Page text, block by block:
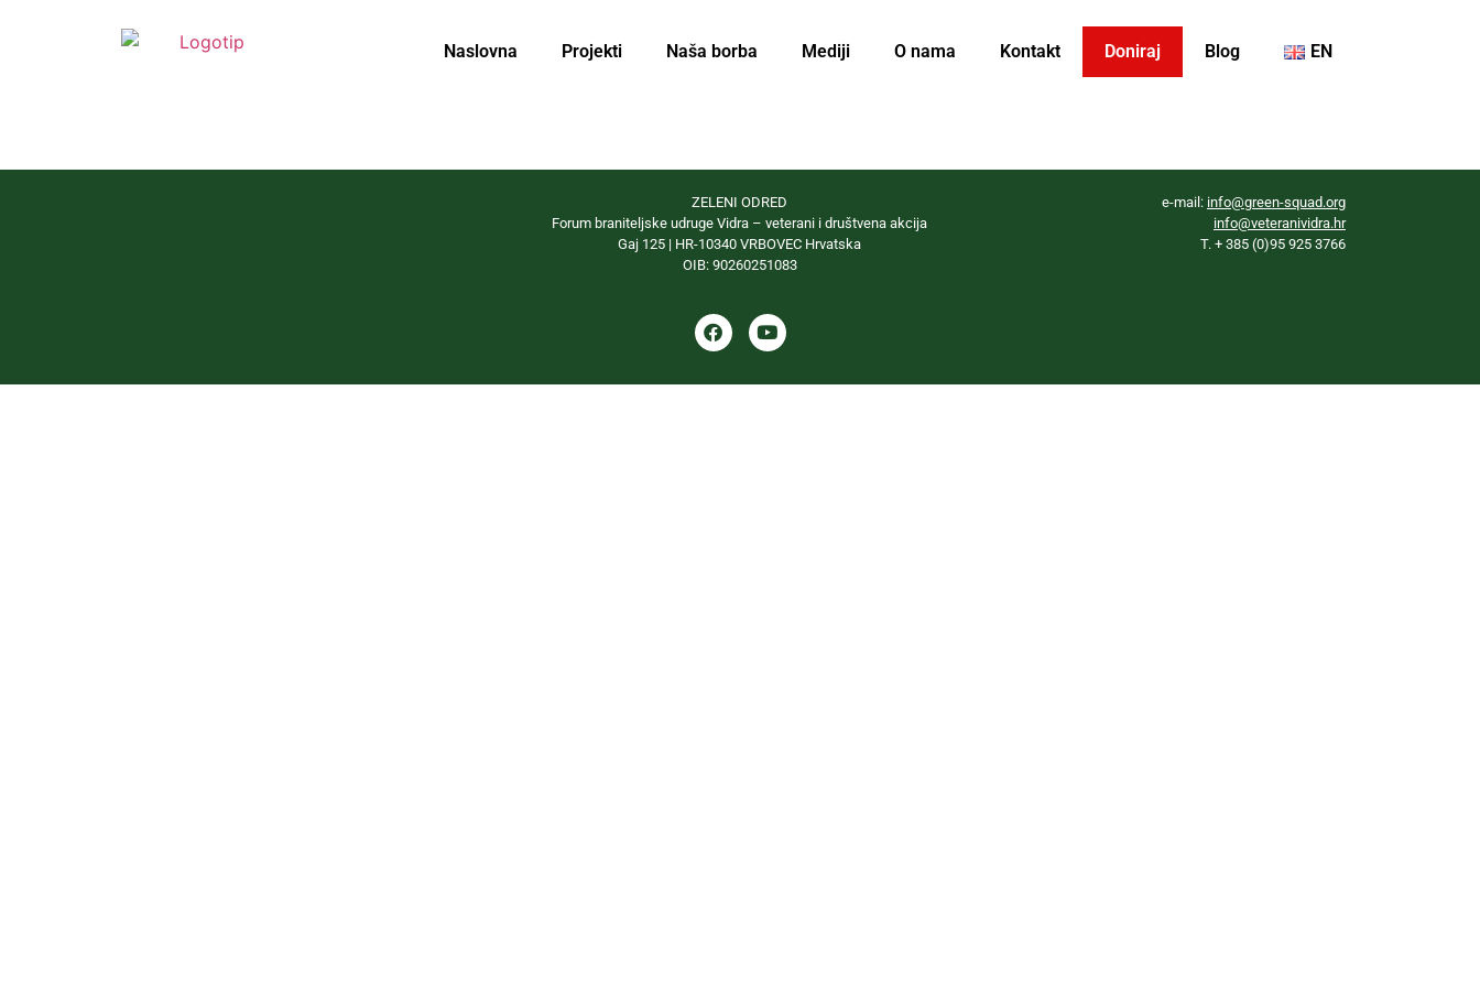
Naslovna Projekti Naša borba Mediji O nama Kontakt Doniraj Blog EN
ZELENI ODRED
Forum braniteljske udruge Vidra – veterani i društvena akcija
Gaj 125 | HR-10340 VRBOVEC Hrvatska
OIB: 90260251083
e-mail: info@green-squad.org
info@veteranividra.hr
T. + 385 (0)95 925 3766